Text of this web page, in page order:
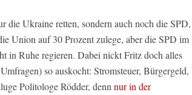
die Ukraine retten, sondern auch noch die SPD,
Union auf 30 Prozent zulege, aber die SPD im
in Ruhe regieren. Dabei nickt Fritz doch alles
so auskocht: Stromsteuer, Bürgergeld,
Politologe Rödder, denn nur in der